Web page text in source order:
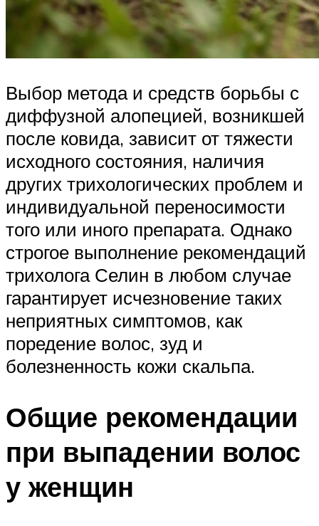
Выбор метода и средств борьбы с
диффузной алопецией, возникшей
после ковида, зависит от тяжести
исходного состояния, наличия
других трихологических проблем и
индивидуальной переносимости
того или иного препарата. Однако
строгое выполнение рекомендаций
трихолога Селин в любом случае
гарантирует исчезновение таких
неприятных симптомов, как
поредение волос, зуд и
болезненность кожи скальпа.
Общие рекомендации
при выпадении волос
у женщин